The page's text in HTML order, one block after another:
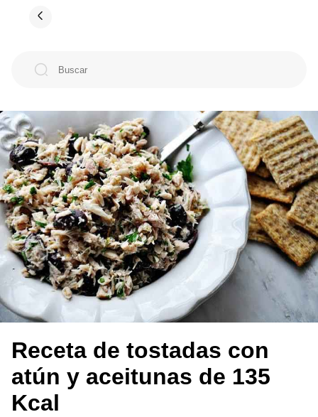
Receta de tostadas con
atún y aceitunas de 135
Kcal